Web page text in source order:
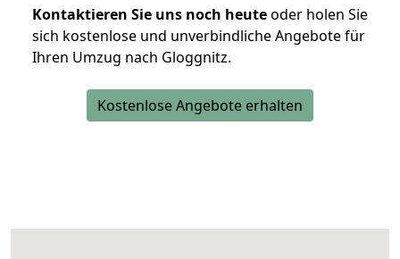
Kontaktieren Sie uns noch heuteoder holen Sie
sich kostenlose und unverbindliche Angebote für
Ihren Umzug nach Gloggnitz.
Kostenlose Angebote erhalten